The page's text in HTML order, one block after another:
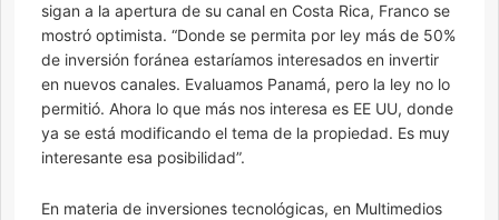
sigan a la apertura de su canal en Costa Rica, Franco se
mostró optimista. “Donde se permita por ley más de 50%
de inversión foránea estaríamos interesados en invertir
en nuevos canales. Evaluamos Panamá, pero la ley no lo
permitió. Ahora lo que más nos interesa es EE UU, donde
ya se está modificando el tema de la propiedad. Es muy
interesante esa posibilidad”.
En materia de inversiones tecnológicas, en Multimedios